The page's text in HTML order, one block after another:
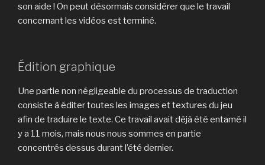
son aide ! On peut désormais considérer que le travail
concernant les vidéos est terminé.
Édition graphique
Une partie non négligeable du processus de traduction
consiste à éditer toutes les images et textures du jeu
afin de traduire le texte. Ce travail avait déjà été entamé il
y a 11 mois, mais nous nous sommes en partie
concentrés dessus durant l’été dernier.